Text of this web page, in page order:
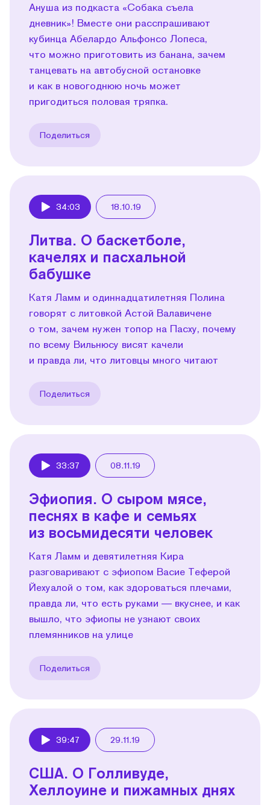
Ануша из подкаста «Собака съела
дневник»! Вместе они расспрашивают
кубинца Абелардо Альфонсо Лопеса,
что можно приготовить из банана, зачем
танцевать на автобусной остановке
и как в новогоднюю ночь может
пригодиться половая тряпка.
Поделиться
34:03 18.10.19
Литва. О баскетболе,
качелях и пасхальной
бабушке
Катя Ламм и одиннадцатилетняя Полина
говорят с литовкой Астой Валавичене
о том, зачем нужен топор на Пасху, почему
по всему Вильнюсу висят качели
и правда ли, что литовцы много читают
Поделиться
33:37 08.11.19
Эфиопия. О сыром мясе,
песнях в кафе и семьях
из восьмидесяти человек
Катя Ламм и девятилетняя Кира
разговаривают с эфиопом Васие Теферой
Йехуалой о том, как здороваться плечами,
правда ли, что есть руками — вкуснее, и как
вышло, что эфиопы не узнают своих
племянников на улице
Поделиться
39:47 29.11.19
США. О Голливуде,
Хеллоуине и пижамных днях